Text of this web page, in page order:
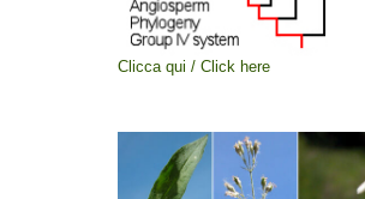
Clicca qui / Click here